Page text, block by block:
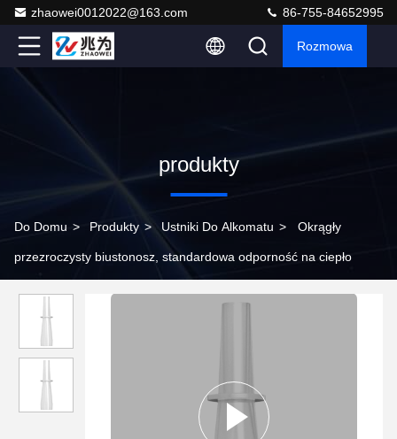
zhaowei0012022@163.com 86-755-84652995
Rozmowa
produkty
Do Domu > Produkty > Ustniki Do Alkomatu > Okrągły
przezroczysty biustonosz, standardowa odporność na ciepło